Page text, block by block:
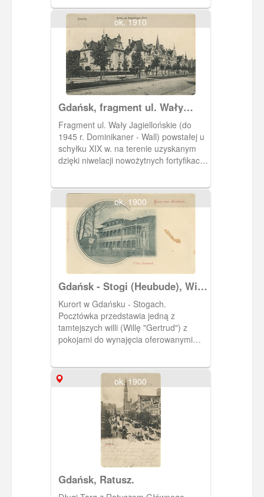
a dziś" ang.: "Former and today"
autorstwa M. Dobrzykowskiego. W
kartonowej kopercie w kolorze
szałwiowej zieleni jest 14 zdjęć
przedwojennego i powojennego,
zruinowanego Gdańska. Napisy na
okładce albumu są wytłoczone i
pozłocone.
ok. 1910
Gdańsk, fragment ul. Wały
Jagiellońskie, Danzig Partie am
Dominikaner - Wall
Fragment ul. Wały Jagiellońskie (do
1945 r. Dominikaner - Wall) powstałej u
schyłku XIX w. na terenie uzyskanym
dzięki niwelacji nowożytnych fortyfikacji
Dominikański, stąd przedwojenna
nazwa ulicy. Została ona zabudowana
reprezentacyjnymi, nowoczesnymi
gmachami.
ok. 1900
Gdańsk - Stogi (Heubude), Willa
"Gertrud" (Villa "Gertrud")
Kurort w Gdańsku - Stogach.
Pocztówka przedstawia jedną z
tamtejszych willi (Willę "Gertrud") z
pokojami do wynajęcia oferowanymi
ok. 1900
Gdańsk, Ratusz.